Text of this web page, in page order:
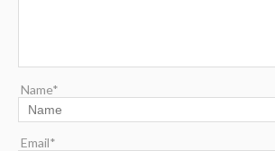
Name*
Email*